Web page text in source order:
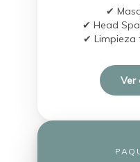
✔
✔ Head
✔ Limpieza
Ver